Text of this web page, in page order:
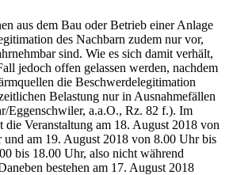
aus dem Bau oder Betrieb einer Anlage
des Nachbarn zudem nur vor,
sind. Wie es sich damit verhält,
jedoch offen gelassen werden, nachdem
die Beschwerdelegitimation
Belastung nur in Ausnahmefällen
Eggenschwiler, a.a.O., Rz. 82 f.). Im
Veranstaltung am 18. August 2018 von
am 19. August 2018 von 8.00 Uhr bis
bis 18.00 Uhr, also nicht während
bestehen am 17. August 2018